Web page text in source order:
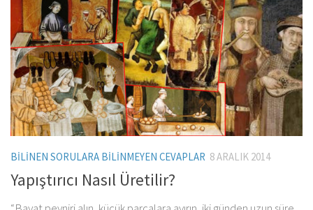
BILINEN SORULARA BILINMEYEN CEVAPLAR 8 ARALIK 2014
Yapıştırıcı Nasıl Üretilir?